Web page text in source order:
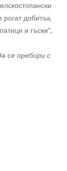
добитък,
и гъски“,
се пребори с